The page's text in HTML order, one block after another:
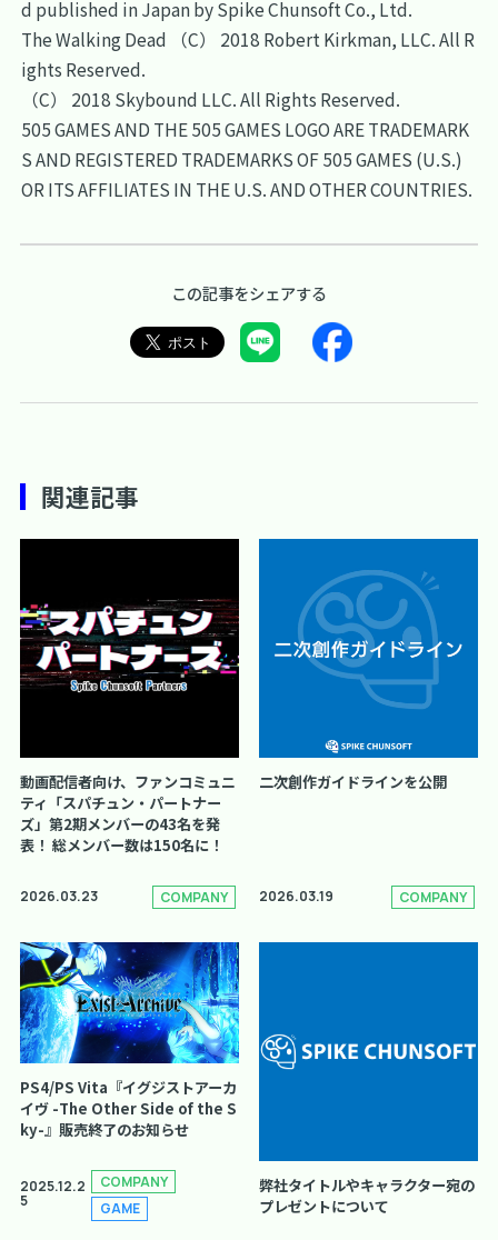
d published in Japan by Spike Chunsoft Co., Ltd.
The Walking Dead （C） 2018 Robert Kirkman, LLC. All R
ights Reserved.
（C） 2018 Skybound LLC. All Rights Reserved.
505 GAMES AND THE 505 GAMES LOGO ARE TRADEMARK
S AND REGISTERED TRADEMARKS OF 505 GAMES (U.S.)
OR ITS AFFILIATES IN THE U.S. AND OTHER COUNTRIES.
この記事をシェアする
関連記事
動画配信者向け、ファンコミュニ
ティ「スパチュン・パートナー
ズ」第2期メンバーの43名を発
表！ 総メンバー数は150名に！
2026.03.23 COMPANY
二次創作ガイドラインを公開
2026.03.19 COMPANY
PS4/PS Vita『イグジストアーカ
イヴ -The Other Side of the S
ky-』販売終了のお知らせ
2025.12.2
5
COMPANY
GAME
弊社タイトルやキャラクター宛の
プレゼントについて